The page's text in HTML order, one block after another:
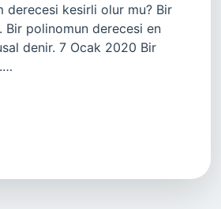
derecesi kesirli olur mu? Bir
polinomun derecesi en
denir. 7 Ocak 2020 Bir